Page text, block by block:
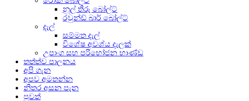
නූල් තීරු බෝල්ට්
රවුන්ඩ් බාර් බෝල්ට්
දැල්
සම්මත දැල්
විශේෂ අවශ්ය දැලක්
උපාංග සහ පරිභෝජන භාණ්ඩ
තත්ත්ව පාලනය
අපි ගැන
අපව අමතන්න
නිතර අසන පැන
පුවත්